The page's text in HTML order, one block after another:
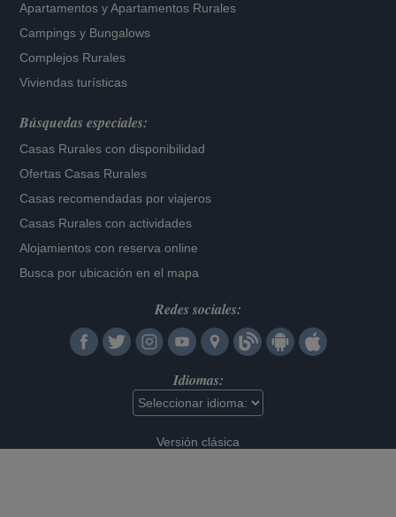
Apartamentos yApartamentos Rurales
Campings y Bungalows
Complejos Rurales
Viviendas turísticas
Búsquedas especiales:
Casas Rurales con disponibilidad
Ofertas Casas Rurales
Casas recomendadas por viajeros
Casas Rurales con actividades
Alojamientos con reserva online
Busca por ubicación en el mapa
Redes sociales:
Idiomas:
Versión clásica